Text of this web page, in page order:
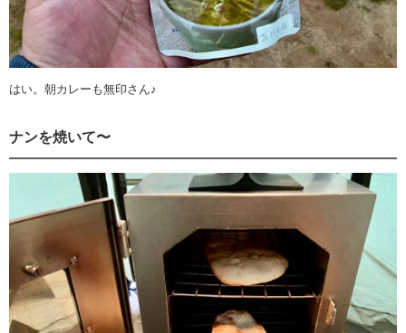
はい。朝カレーも無印さん♪
ナンを焼いて〜